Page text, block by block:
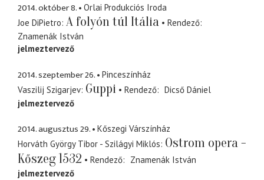
2014. október 8.
Orlai Produkciós Iroda
Joe DiPietro A folyón túl Itália
Rendező
Znamenák István
jelmeztervező
2014. szeptember 26.
Pinceszínház
Vaszilij Szigarjev Guppi Rendező
Dicső Dániel
jelmeztervező
2014. augusztus 29.
Kőszegi Várszínház
Horváth György Tibor - Szilágyi Miklós Ostrom opera -
Kőszeg 1532
Rendező
Znamenák István
jelmeztervező